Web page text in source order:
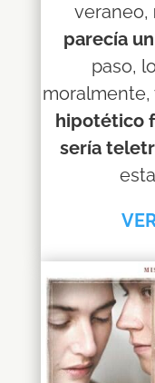
veraneo,
parecía
paso,
moralmente,
hipotético
sería